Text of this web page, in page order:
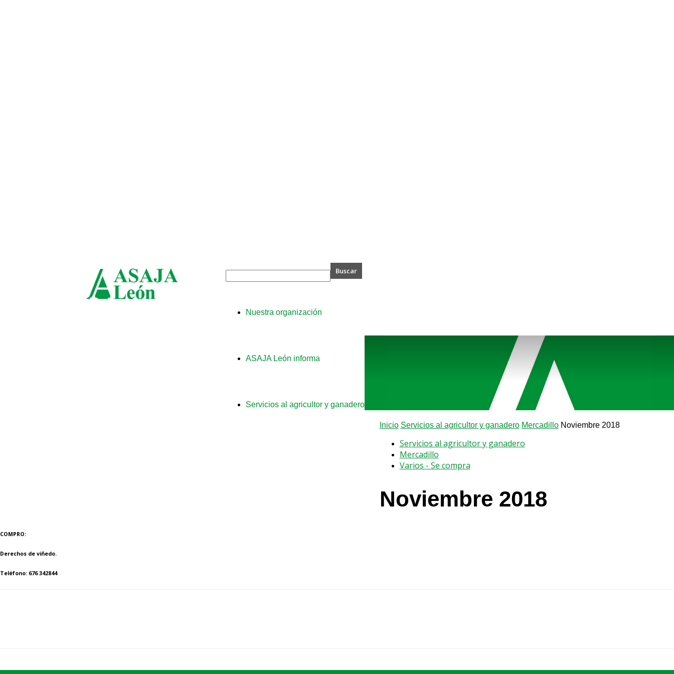
Nuestra organización
ASAJA León informa
Servicios al agricultor y ganadero
Inicio Servicios al agricultor y ganadero Mercadillo Noviembre 2018
Servicios al agricultor y ganadero
Mercadillo
Varios - Se compra
Noviembre 2018
COMPRO:
Derechos de viñedo.
Teléfono: 676 342844